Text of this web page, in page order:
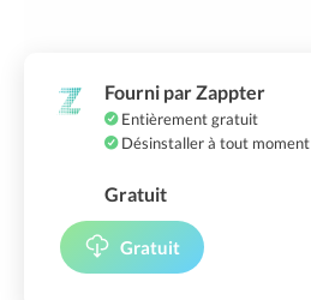
Fourni par Zappter
Entièrement gratuit
Désinstaller à tout moment
Gratuit
Gratuit